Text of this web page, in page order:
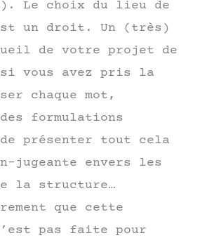
Le choix du lieu de
un droit. Un (très)
de votre projet de
si vous avez pris la
chaque mot,
formulations
présenter tout cela
jugeante envers les
la structure…
que cette
pas faite pour